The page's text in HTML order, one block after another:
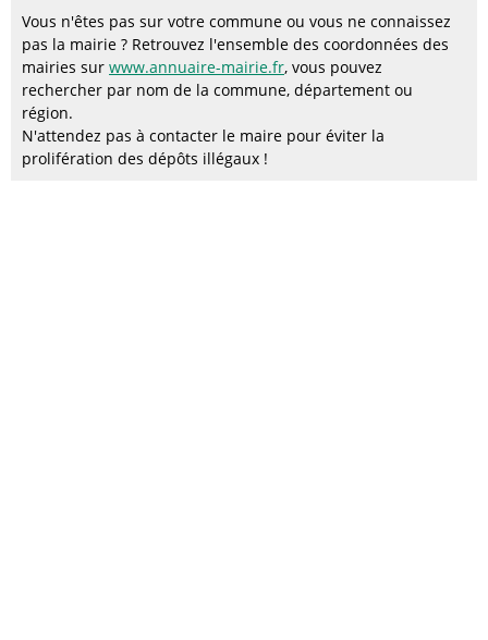
Vous n'êtes pas sur votre commune ou vous ne connaissez
pas la mairie ? Retrouvez l'ensemble des coordonnées des
mairies sur www.annuaire-mairie.fr, vous pouvez
rechercher par nom de la commune, département ou
région.
N'attendez pas à contacter le maire pour éviter la
prolifération des dépôts illégaux !